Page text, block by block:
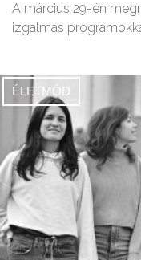
A március 29-én
izgalmas
ÉLETMÓD